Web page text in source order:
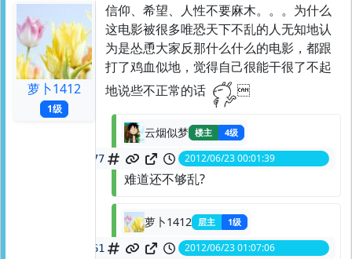
萝卜1412
1级
信仰、希望、人性不要麻木。。。为什么
这电影被很多唯恐天下不乱的人无知地认
为是怂恿大家反那什么什么的电影，都跟
打了鸡血似地，觉得自己很能干很了不起
地说些不正常的话

云烟似梦 楼主 4级
21112400777 2012/06/23 00:01:39
难道还不够乱?
萝卜1412 层主 1级
21114066461 2012/06/23 01:07:06